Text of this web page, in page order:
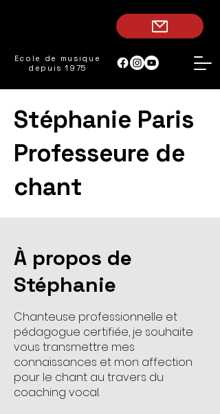
Ecole de musique
depuis 1975
Stéphanie Paris
Professeure de
chant
À propos de
Stéphanie
Chanteuse professionnelle et
pédagogue certifiée, je souhaite
vous transmettre mes
connaissances et mon affection
pour le chant au travers du
coaching vocal.